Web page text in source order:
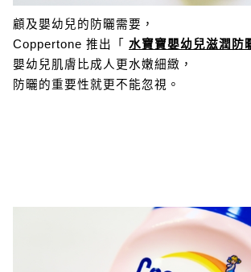
顧及嬰幼兒的防曬需要，
Coppertone 推出「 水寶寶嬰幼兒滋潤防
嬰幼兒肌膚比成人更水嫩細緻，
防曬的重要性就更不能忽視。